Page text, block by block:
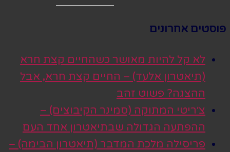
פוסטים אחרונים
לא קל להיות מאושר כשהחיים קצת חרא
(תיאטרון אלעד) – החיים קצת חרא, אבל
ההצגה? פשוט זהב
צ׳ריטי המתוקה (סמינר הקיבוצים) –
ההפתעה הגדולה שבתיאטרון אחד העם
פריסילה מלכת המדבר (תיאטרון הבימה) –